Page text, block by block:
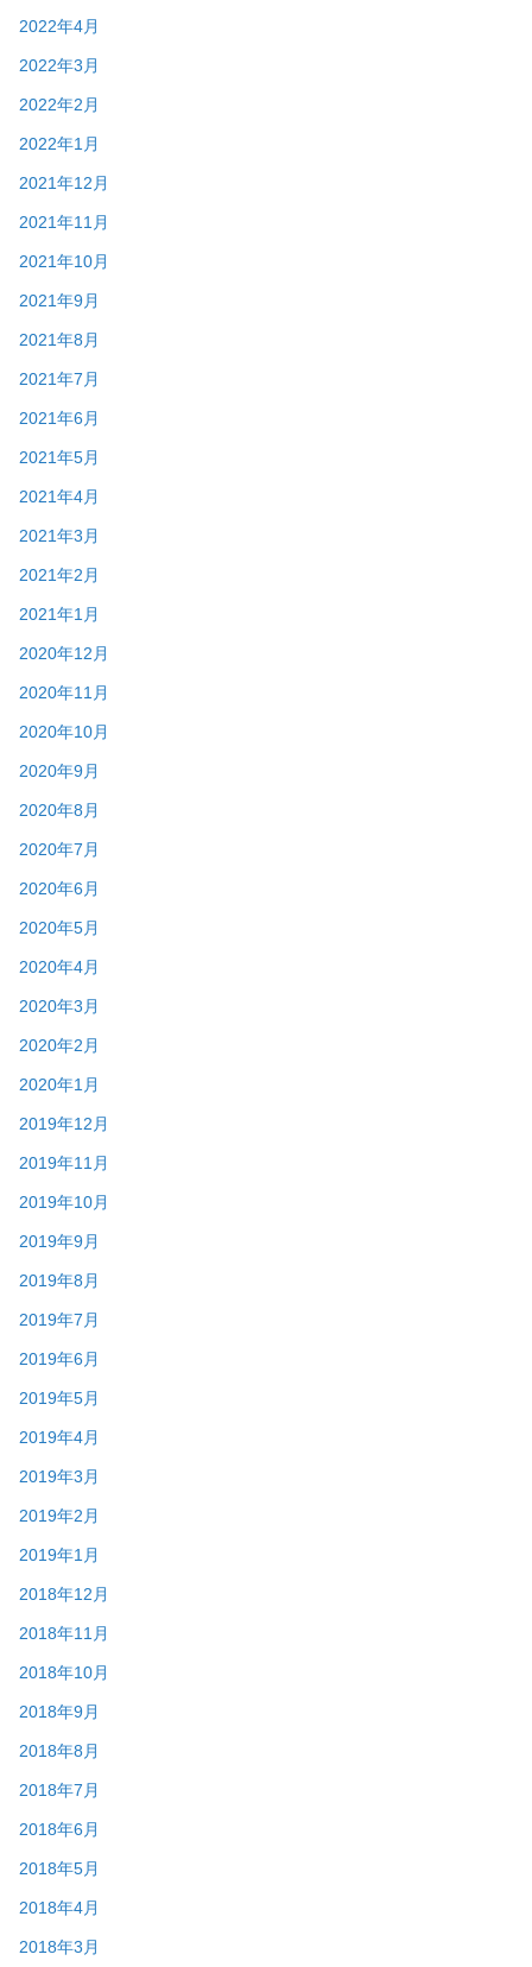
2022年4月
2022年3月
2022年2月
2022年1月
2021年12月
2021年11月
2021年10月
2021年9月
2021年8月
2021年7月
2021年6月
2021年5月
2021年4月
2021年3月
2021年2月
2021年1月
2020年12月
2020年11月
2020年10月
2020年9月
2020年8月
2020年7月
2020年6月
2020年5月
2020年4月
2020年3月
2020年2月
2020年1月
2019年12月
2019年11月
2019年10月
2019年9月
2019年8月
2019年7月
2019年6月
2019年5月
2019年4月
2019年3月
2019年2月
2019年1月
2018年12月
2018年11月
2018年10月
2018年9月
2018年8月
2018年7月
2018年6月
2018年5月
2018年4月
2018年3月